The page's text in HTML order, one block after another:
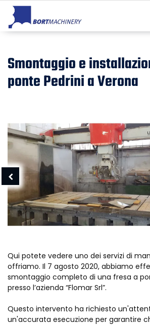
Smontaggio e
ponte Pedrini a Verona
Qui potete vedere uno dei servizi di
offriamo. Il 7 agosto 2020, abbiamo
smontaggio completo di una fresa a
presso l’azienda “Flomar Srl”.
Questo intervento ha richiesto
un'accurata esecuzione per garantire